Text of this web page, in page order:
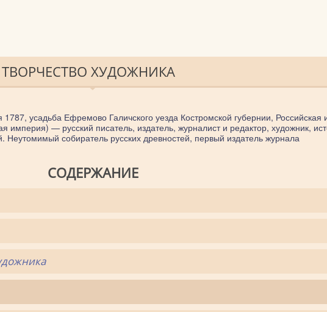
ХУДОЖНИКА
усадьба Ефремово Галичского уезда Костромской губернии, Российская
империя) — русский писатель, издатель, журналист и редактор, художник,
Неутомимый собиратель русских древностей, первый издатель журнала
СОДЕРЖАНИЕ